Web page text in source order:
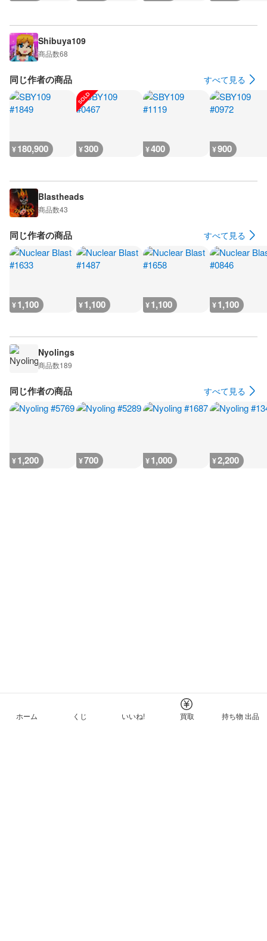
Shibuya109
商品数68
同じ作者の商品 すべて見る
¥180,900 ¥300 ¥400 ¥900
Blastheads
商品数43
同じ作者の商品 すべて見る
¥1,100 ¥1,100 ¥1,100 ¥1,100
Nyolings
商品数189
同じ作者の商品 すべて見る
¥1,200 ¥700 ¥1,000 ¥2,200
ホーム くじ いいね! 買取 持ち物 出品